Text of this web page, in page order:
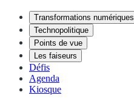
Transformations numériques
Technopolitique
Points de vue
Les faiseurs
Défis
Agenda
Kiosque